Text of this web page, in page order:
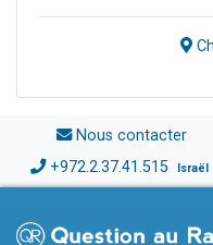
Nous contacter
+972.2.37.41.515 Israël